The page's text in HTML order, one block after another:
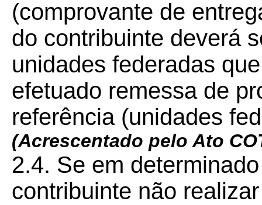
(comprovante de
do contribuinte deverá
unidades federadas
efetuado remessa de
referência (unidades
(Acrescentado pelo Ato
2.4. Se em
contribuinte não